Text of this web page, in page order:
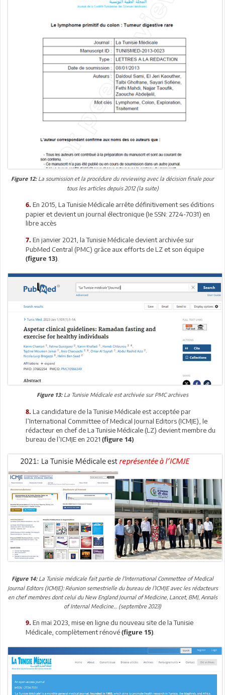
Figure 12:La soumission et la procédure du reviewing avec la décision finale pour
tous les articles depuis 2012 (la suite)
6. En 2015, La Tunisie Médicale arrête définitivement ses éditions
papier et devient un journal électronique (Ie SSN: 2724-7031) en
libre accès
7. En janvier 2021, la Tunisie Médicale devient archivée sur
PubMed Central (PMC) grâce aux efforts de LZ et son équipe
(figure 13)
Figure 13:La Tunisie Médicale est archivée sur PMC archives
8. La candidature de la Tunisie Médicale est acceptée par
l’International Committee of Medical Journal Editors (ICMJE), le
rédacteur en chef de La Tunisie Médicale (LZ) devient membre du
bureau de l’ICMJE en 2021 (figure 14)
Figure 14:La Tunisie médicale fait partie de l'International Commettee of Medical
Journal Editors (ICMJE): Réunion semestrielle du bureau de l’ICMJE avec les rédacteurs
en chef membres dont celui du New England Journal of Medicine, Lancet, BMJ, Annals
of Internal Medicine… (septembre 2023)
9. En mai 2023, mise en ligne du nouveau site de la Tunisie
Médicale, complètement rénové (figure 15).